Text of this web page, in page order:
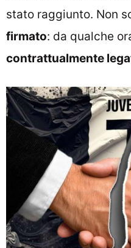
stato raggiunto. Non
firmato: da qualche
contrattualmente